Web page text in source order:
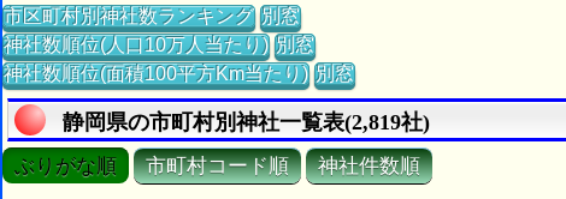
市区町村別神社数ランキング 別窓
神社数順位(人口10万人当たり) 別窓
神社数順位(面積100平方Km当たり) 別窓
静岡県の市町村別神社一覧表(2,819社)
ぶりがな順 市町村コード順 神社件数順